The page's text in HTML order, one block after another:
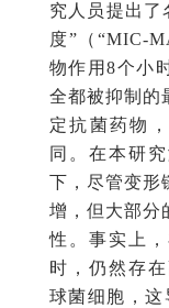
究人员提出了
度”（“MIC-
物作用8个小
全都被抑制的
定抗菌药物
同。在本研
下，尽管变形
增，但大部分
性。事实上
时，仍然存
球菌细胞，这